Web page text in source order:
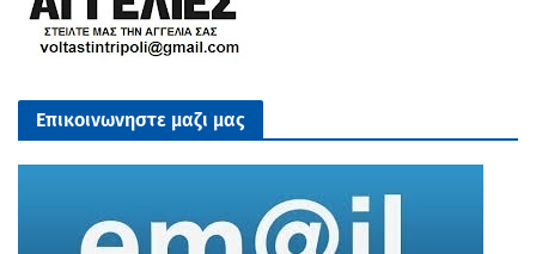
Επικοινωνηστε μαζι μας